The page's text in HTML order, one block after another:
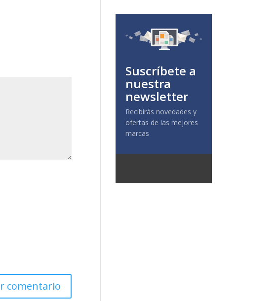
Suscríbete a
nuestra
newsletter
Recibirás novedades y
ofertas de las mejores
marcas